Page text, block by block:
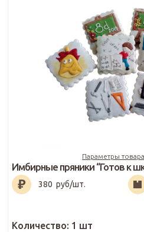
Параметры
Имбирные пряники “Готов к
380 руб/шт.
Количество: 1 шт